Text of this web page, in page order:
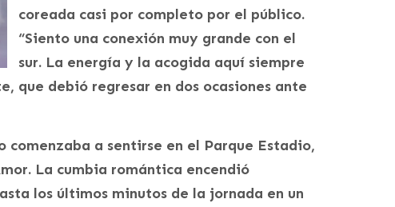
coreada casi por completo por el público.
“Siento una conexión muy grande con el
sur. La energía y la acogida aquí siempre
que debió regresar en dos ocasiones ante
comenzaba a sentirse en el Parque Estadio,
La cumbia romántica encendió
los últimos minutos de la jornada en un